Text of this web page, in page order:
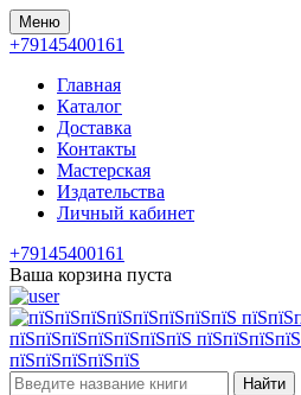
Меню
+79145400161
Главная
Каталог
Доставка
Контакты
Мастерская
Издательства
Личный кабинет
+79145400161
Ваша корзина пуста
Найти